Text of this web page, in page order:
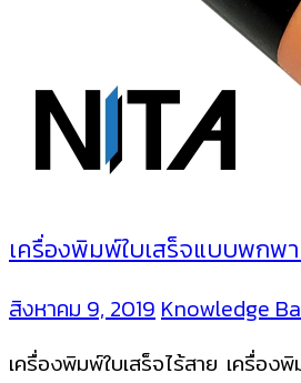
เครื่องพิมพ์ใบเสร็จแบบพกพ
สิงหาคม 9, 2019Knowledge
เครื่องพิมพ์ใบเสร็จไร้สาย เครื่อ